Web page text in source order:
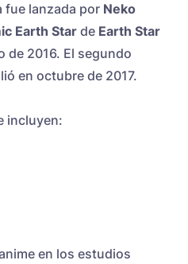
fue lanzada por Neko
Earth Star de Earth Star
de 2016. El segundo
en octubre de 2017.
incluyen:
en los estudios